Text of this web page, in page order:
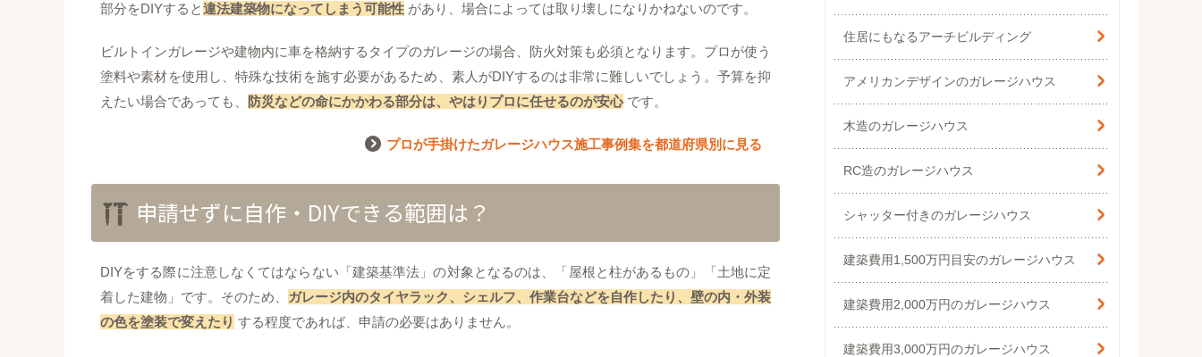
部分をDIYすると違法建築物になってしまう可能性 があり、場合によっては取り壊しになりかねないのです。
ビルトインガレージや建物内に車を格納するタイプのガレージの場合、防火対策も必須となります。プロが使う
塗料や素材を使用し、特殊な技術を施す必要があるため、素人がDIYするのは非常に難しいでしょう。予算を抑
えたい場合であっても、
防災などの命にかかわる部分は、やはりプロに任せるのが安心 です。
プロが手掛けたガレージハウス施工事例集を都道府県別に見る
申請せずに自作・DIYできる範囲は？
DIYをする際に注意しなくてはならない「建築基準法」の対象となるのは、「屋根と柱があるもの」「土地に定
着した建物」です。そのため、
ガレージ内のタイヤラック、シェルフ、作業台などを自作したり、壁の内・外装
の色を塗装で変えたり する程度であれば、申請の必要はありません。
住居にもなるアーチビルディング
アメリカンデザインのガレージハウス
木造のガレージハウス
RC造のガレージハウス
シャッター付きのガレージハウス
建築費用1,500万円目安のガレージハウス
建築費用2,000万円のガレージハウス
建築費用3,000万円のガレージハウス